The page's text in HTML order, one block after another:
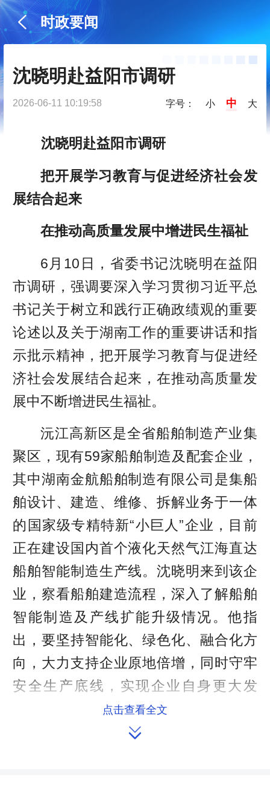
时政要闻
沈晓明赴益阳市调研
2026-06-11 10:19:58 字号： 小 中 大
沈晓明赴益阳市调研
把开展学习教育与促进经济社会发
展结合起来
在推动高质量发展中增进民生福祉
6月10日，省委书记沈晓明在益阳
市调研，强调要深入学习贯彻习近平总
书记关于树立和践行正确政绩观的重要
论述以及关于湖南工作的重要讲话和指
示批示精神，把开展学习教育与促进经
济社会发展结合起来，在推动高质量发
展中不断增进民生福祉。
沅江高新区是全省船舶制造产业集
聚区，现有59家船舶制造及配套企业，
其中湖南金航船舶制造有限公司是集船
舶设计、建造、维修、拆解业务于一体
的国家级专精特新“小巨人”企业，目前
正在建设国内首个液化天然气江海直达
船舶智能制造生产线。沈晓明来到该企
业，察看船舶建造流程，深入了解船舶
智能制造及产线扩能升级情况。他指
出，要坚持智能化、绿色化、融合化方
向，大力支持企业原地倍增，同时守牢
安全生产底线，实现企业自身更大发
展。在益阳高新区信维电子科技（益
阳）有限公司，沈晓明察看产品展厅、
点击查看全文
